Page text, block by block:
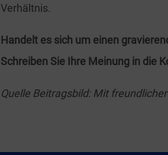
Verhältnis.
Handelt es sich um einen
Schreiben Sie Ihre Meinung in die
Quelle Beitragsbild: Mit